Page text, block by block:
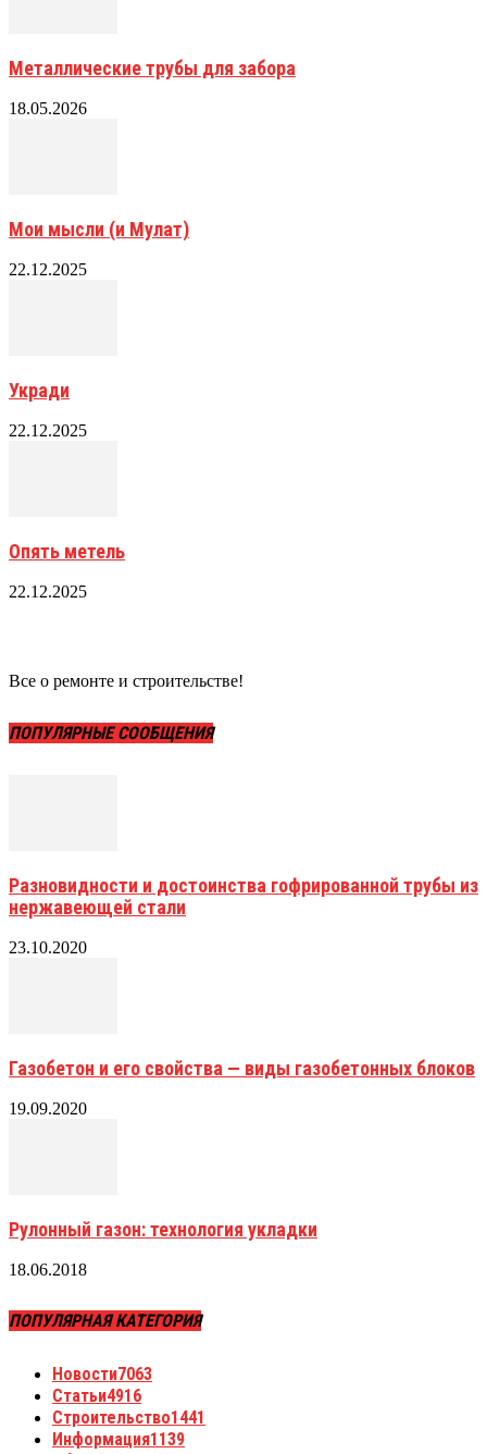
Металлические трубы для забора
18.05.2026
Мои мысли (и Мулат)
22.12.2025
Укради
22.12.2025
Опять метель
22.12.2025
Все о ремонте и строительстве!
ПОПУЛЯРНЫЕ СООБЩЕНИЯ
Разновидности и достоинства гофрированной трубы из
нержавеющей стали
23.10.2020
Газобетон и его свойства — виды газобетонных блоков
19.09.2020
Рулонный газон: технология укладки
18.06.2018
ПОПУЛЯРНАЯ КАТЕГОРИЯ
Новости7063
Статьи4916
Строительство1441
Информация1139